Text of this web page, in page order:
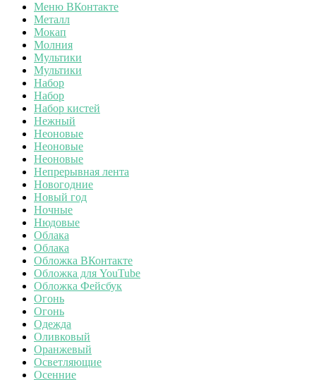
Меню ВКонтакте
Металл
Мокап
Молния
Мультики
Мультики
Набор
Набор
Набор кистей
Нежный
Неоновые
Неоновые
Неоновые
Непрерывная лента
Новогодние
Новый год
Ночные
Нюдовые
Облака
Облака
Обложка ВКонтакте
Обложка для YouTube
Обложка Фейсбук
Огонь
Огонь
Одежда
Оливковый
Оранжевый
Осветляющие
Осенние